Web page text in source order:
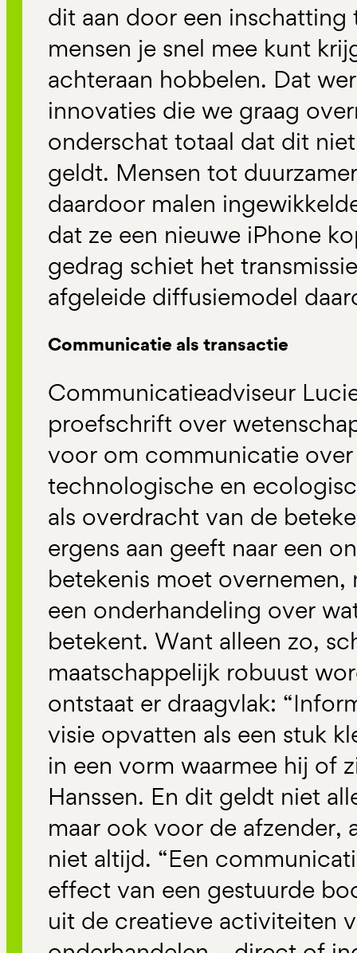
dit aan door een inschatting
mensen je snel mee kunt
achteraan hobbelen. Dat
innovaties die we graag
onderschat totaal dat dit
geldt. Mensen tot
daardoor malen
dat ze een nieuwe iPhone
gedrag schiet het
afgeleide diffusiemodel
Communicatie als transactie
Communicatieadviseur
proefschrift over
voor om communicatie
technologische en
als overdracht van de
ergens aan geeft naar een
betekenis moet overnemen,
een onderhandeling over
betekent. Want alleen zo,
maatschappelijk robuust
ontstaat er draagvlak:
visie opvatten als een stuk
in een vorm waarmee hij of
Hanssen. En dit geldt niet
maar ook voor de afzender,
niet altijd. “Een
effect van een gestuurde
uit de creatieve activiteiten